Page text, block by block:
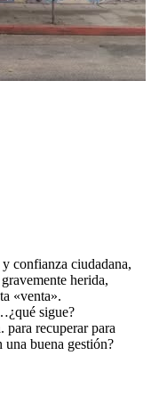
confianza ciudadana,
herida,
«venta».
sigue?
para recuperar para
buena gestión?